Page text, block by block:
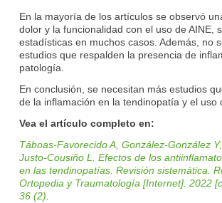
En la mayoría de los artículos se observó
dolor y la funcionalidad con el uso de AINE,
estadísticas en muchos casos. Además, no
estudios que respalden la presencia de
patología.
En conclusión, se necesitan más estudios
de la inflamación en la tendinopatía y el uso
Vea el artículo completo en:
Táboas-Favorecido A, González-González
Justo-Cousiño L. Efectos de los
en las tendinopatías. Revisión sistemática.
Ortopedia y Traumatologí­a [Internet]. 2022
36 (2).